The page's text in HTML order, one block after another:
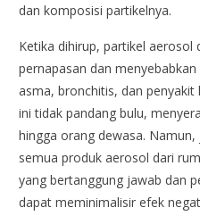
dan komposisi partikelnya.
Ketika dihirup, partikel aerosol
pernapasan dan
asma, bronchitis, dan penyakit
ini tidak pandang bulu,
hingga orang dewasa.
semua produk aerosol dari
yang bertanggung jawab dan
dapat meminimalisir efek